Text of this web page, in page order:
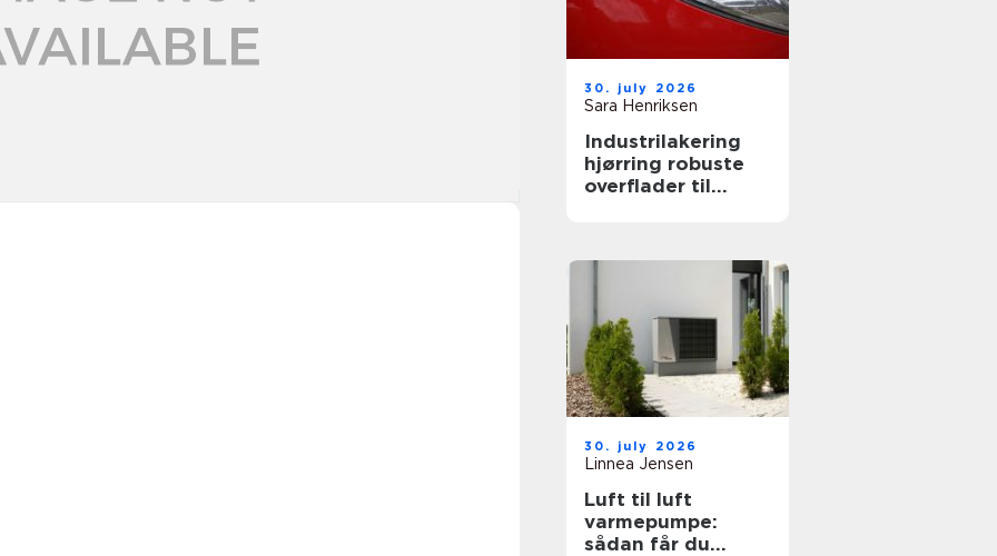
30. july 2026
Sara Henriksen
Industrilakering
hjørring robuste
overflader til
30. july 2026
Linnea Jensen
Luft til luft
varmepumpe:
sådan får du